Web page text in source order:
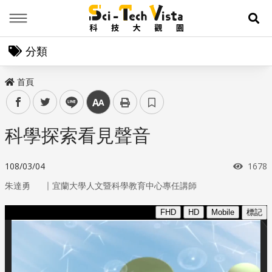
展
分類
首頁
facebooktwitter line 中
科學探索看見聲音
108/03/04 瀏覽
1678
朱達勇 ｜ 宜蘭大學人文暨科學教育中心專任講師